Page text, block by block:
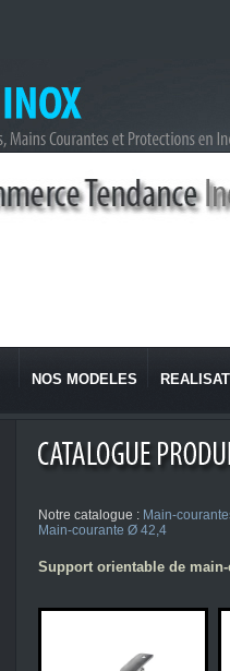
NOS MODELES
Notre catalogue : Main-
Main-courante Ø 42,4
Support orientable de